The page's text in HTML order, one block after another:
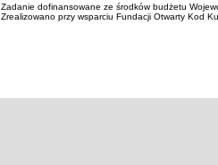
Zadanie dofinansowane ze środków budżetu
Zrealizowano przy wsparciu Fundacji Otwarty Kod